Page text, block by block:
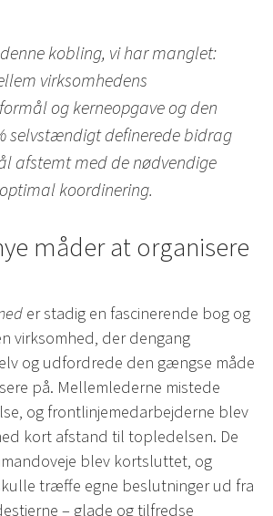
kobling, vi har manglet:
virksomhedens
og kerneopgave og den
selvstændigt definerede bidrag
afstemt med de nødvendige
koordinering.
måder at organisere
er stadig en fascinerende bog og
virksomhed, der dengang
og udfordrede den gængse måde
på. Mellemlederne mistede
og frontlinjemedarbejderne blev
kort afstand til topledelsen. De
blev kortsluttet, og
træffe egne beslutninger ud fra
– glade og tilfredse